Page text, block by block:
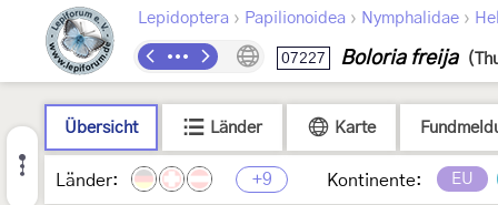
Lepidoptera › Papilionoidea › Nymphalidae ›
07227 Boloria freija
Übersicht Länder Karte
Länder: +9 Kontinente: EU